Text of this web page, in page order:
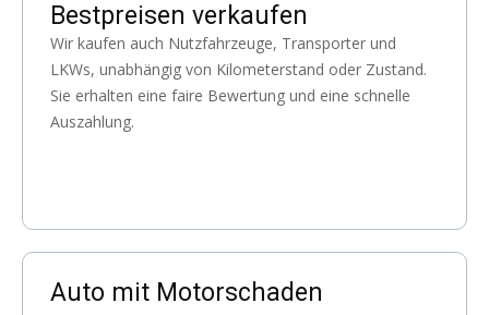
Bestpreisen verkaufen
Wir kaufen auch Nutzfahrzeuge, Transporter und
LKWs, unabhängig von Kilometerstand oder Zustand.
Sie erhalten eine faire Bewertung und eine schnelle
Auszahlung.
Auto mit Motorschaden